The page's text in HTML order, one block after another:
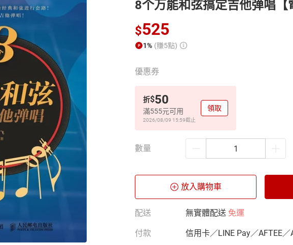
8个万能和弦搞定吉他弹唱【
$525
1% (賺5點)
優惠券
折$50
滿555元可用
2026/08/09 15:59截止
領取
數量
放入購物車
配送 無實體配送 免運
付款 信用卡／LINE Pay／AFTEE／